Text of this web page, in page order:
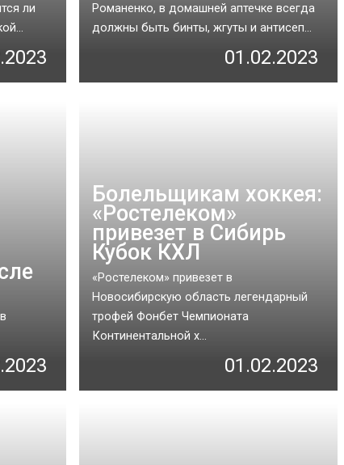
ли
Романенко, в домашней аптечке всегда
должны быть бинты, жгуты и антисеп...
01.02.2023
Болельщикам хоккея:
«Ростелеком»
привезет в Сибирь
Кубок КХЛ
«Ростелеком» привезет в
Новосибирскую область легендарный
трофей Фонбет Чемпионата
Континентальной х...
01.02.2023